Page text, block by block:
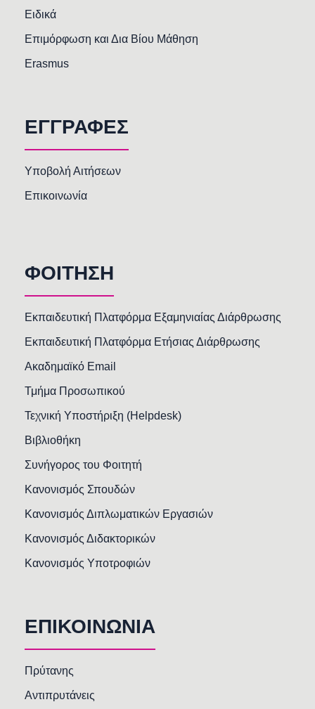
Ειδικά
Επιμόρφωση και Δια Βίου Μάθηση
Erasmus
ΕΓΓΡΑΦΕΣ
Υποβολή Αιτήσεων
Επικοινωνία
ΦΟΙΤΗΣΗ
Εκπαιδευτική Πλατφόρμα Εξαμηνιαίας Διάρθρωσης
Εκπαιδευτική Πλατφόρμα Ετήσιας Διάρθρωσης
Ακαδημαϊκό Email
Τμήμα Προσωπικού
Τεχνική Υποστήριξη (Helpdesk)
Βιβλιοθήκη
Συνήγορος του Φοιτητή
Κανονισμός Σπουδών
Κανονισμός Διπλωματικών Εργασιών
Κανονισμός Διδακτορικών
Κανονισμός Υποτροφιών
ΕΠΙΚΟΙΝΩΝΙΑ
Πρύτανης
Αντιπρυτάνεις